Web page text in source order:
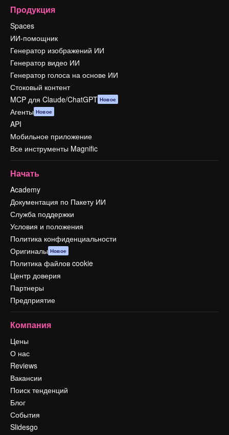
Продукция
Spaces
ИИ-помощник
Генератор изображений ИИ
Генератор видео ИИ
Генератор голоса на основе ИИ
Стоковый контент
MCP для Claude/ChatGPT Новое
Агенты Новое
API
Мобильное приложение
Все инструменты Magnific
Начать
Academy
Документация по Пакету ИИ
Служба поддержки
Условия и положения
Политика конфиденциальности
Оригиналы Новое
Политика файлов cookie
Центр доверия
Партнеры
Предприятие
Компания
Цены
О нас
Reviews
Вакансии
Поиск тенденций
Блог
События
Slidesgo